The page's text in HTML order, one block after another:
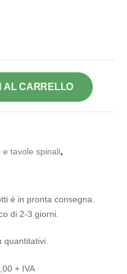
AL CARRELLO
e tavole spinali,
è in pronta consegna.
di 2-3 giorni.
quantitativi.
+ IVA